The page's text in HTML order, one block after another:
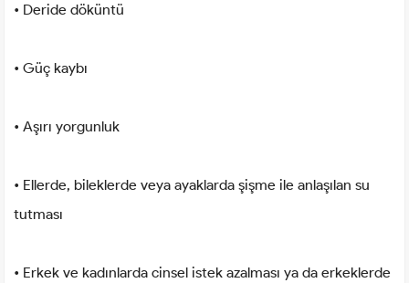
• Deride döküntü
• Güç kaybı
• Aşırı yorgunluk
• Ellerde, bileklerde veya ayaklarda şişme ile anlaşılan su
tutması
• Erkek ve kadınlarda cinsel istek azalması ya da erkeklerde